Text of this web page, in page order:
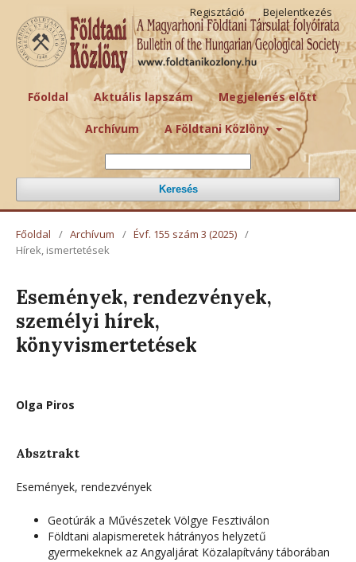
Főoldal Aktuális lapszám Megjelenés előtt
Archívum A Földtani Közlöny
Keresés
Regisztáció Bejelentkezés
Főoldal / Archívum / Évf. 155 szám 3 (2025) /
Hírek, ismertetések
Események, rendezvények,
személyi hírek,
könyvismertetések
Olga Piros
Absztrakt
Események, rendezvények
Geotúrák a Művészetek Völgye Fesztiválon
Földtani alapismeretek hátrányos helyzetű
gyermekeknek az Angyaljárat Közalapítvány táborában